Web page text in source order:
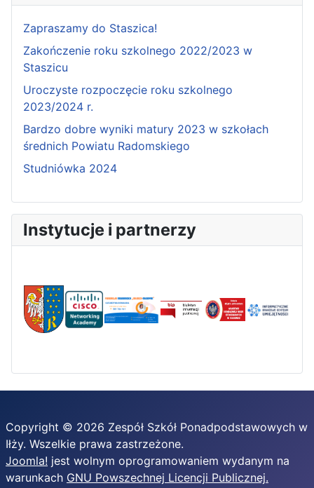
Zapraszamy do Staszica!
Zakończenie roku szkolnego 2022/2023 w
Staszicu
Uroczyste rozpoczęcie roku szkolnego
2023/2024 r.
Bardzo dobre wyniki matury 2023 w szkołach
średnich Powiatu Radomskiego
Studniówka 2024
Instytucje i partnerzy
Copyright © 2026 Zespół Szkół Ponadpodstawowych w
Iłży. Wszelkie prawa zastrzeżone.
Joomla! jest wolnym oprogramowaniem wydanym na
warunkach GNU Powszechnej Licencji Publicznej.